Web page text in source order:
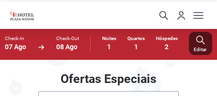
Check-In
07 Ago
Check-Out
08 Ago
Noites
1
Quartos
1
Hóspedes
2 Editar
Ofertas Especiais